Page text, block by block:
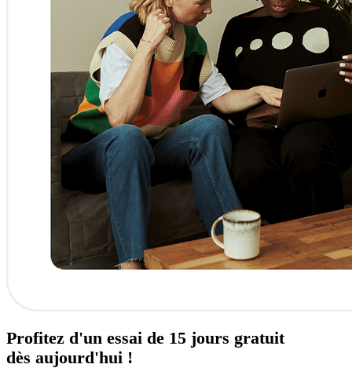
Profitez d'un essai de 15 jours gratuit
dès aujourd'hui !